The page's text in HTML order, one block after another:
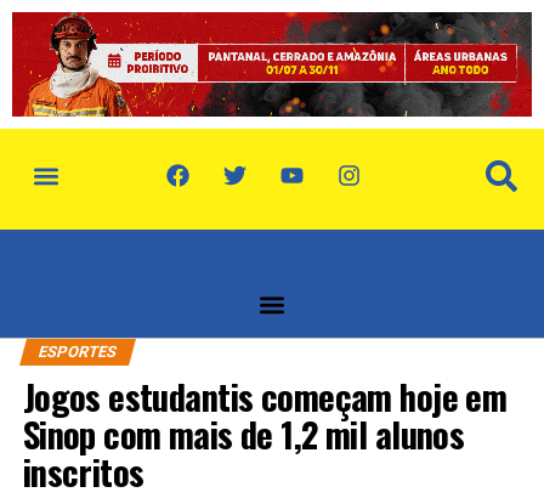
ESPORTES
Jogos estudantis começam hoje em
Sinop com mais de 1,2 mil alunos
inscritos